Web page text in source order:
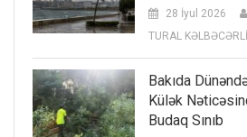
28 İyul 2026
TURAL KƏLBƏCƏRLİ
Bakıda
Külək
Budaq Sınıb